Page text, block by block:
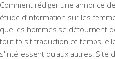
Comment rédiger une annonce
étude d’information sur les
que les hommes se détournent
tout to sit traduction ce temps,
s'intéressent qu'aux autres. Site